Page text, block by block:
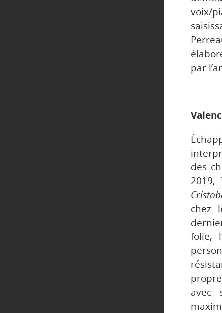
voix/
par
des
chez
folie,
avec